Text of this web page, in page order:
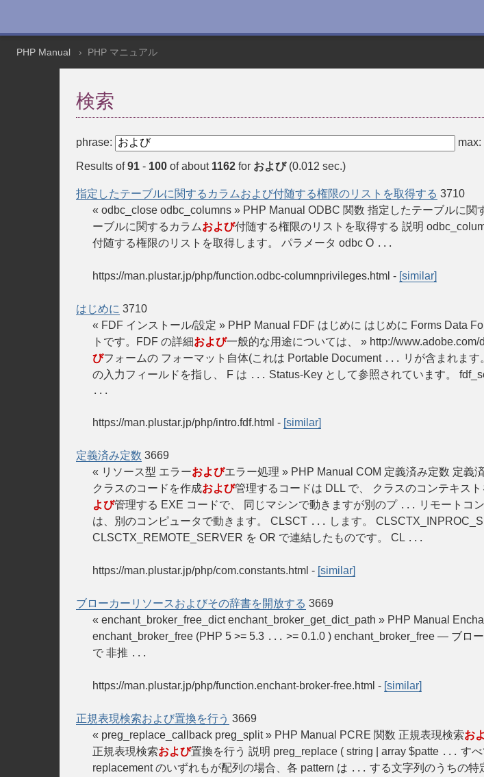
PHP Manual PHP マニュアル
検索
phrase: max:
Results of91 - 100 of about 1162 for および(0.012 sec.)
指定したテーブルに関するカラムおよび付随する権限のリストを取得する 3710
« odbc_close odbc_columns » PHP Manual ODBC 関数 指定したテーブルに関
ーブルに関するカラムおよび付随する権限のリストを取得する 説明
付随する権限のリストを取得します。 パラメータ odbc O ...
https://man.plustar.jp/php/function.odbc-columnprivileges.html - [similar]
はじめに 3710
« FDF インストール/設定 » PHP Manual FDF はじめに はじめに Forms Data
トです。FDF の詳細および一般的な用途については、 » http://www.adobe.com/
びフォームの フォーマット自体(これは Portable Document ... リが含まれま
の入力フィールドを指し、 F は ... Status-Key として参照されています。
...
https://man.plustar.jp/php/intro.fdf.html - [similar]
定義済み定数 3669
« リソース型 エラーおよびエラー処理 » PHP Manual COM 定義済み定数 定義
クラスのコードを作成および管理するコードは DLL で、 クラスのコンテキスト
よび管理する EXE コードで、 同じマシンで動きますが別のプ ... リモートコ
は、別のコンピュータで動きます。 CLSCT ... します。
CLSCTX_REMOTE_SERVER を OR で連結したものです。 CL ...
https://man.plustar.jp/php/com.constants.html - [similar]
ブローカーリソースおよびその辞書を開放する 3669
« enchant_broker_free_dict enchant_broker_get_dict_path » PHP Manual
enchant_broker_free (PHP 5 >= 5.3 ... >= 0.1.0 ) enchant_broker_free — ブロ
で 非推 ...
https://man.plustar.jp/php/function.enchant-broker-free.html - [similar]
正規表現検索および置換を行う 3669
« preg_replace_callback preg_split » PHP Manual PCRE 関数 正規表現検索お
正規表現検索および置換を行う 説明 preg_replace ( string | array $patte ... す
replacement のいずれもが配列の場合、各 pattern は ... する文字列のうちの特